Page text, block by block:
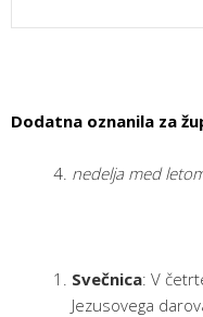
Dodatna oznanila za
nedelja med
Svečnica: V
Jezusovega